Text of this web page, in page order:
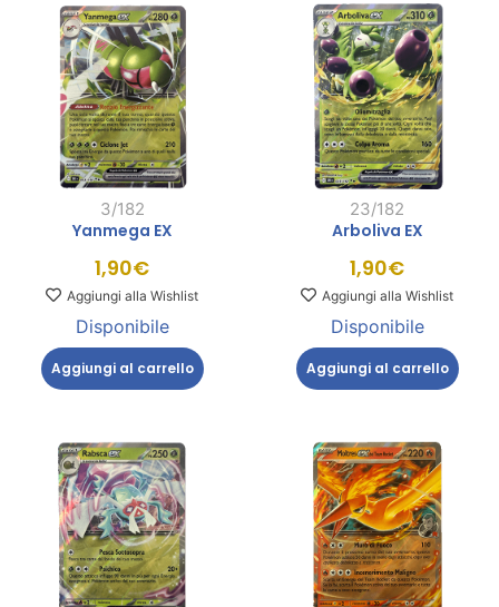
3/182
Yanmega EX
1,90€
Aggiungi alla Wishlist
Disponibile
Aggiungi al carrello
23/182
Arboliva EX
1,90€
Aggiungi alla Wishlist
Disponibile
Aggiungi al carrello